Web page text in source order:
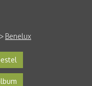
> Benelux